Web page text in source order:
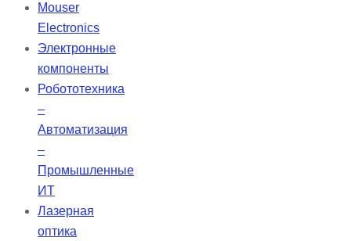
Mouser
Electronics
Электронные
компоненты
Робототехника
–
Автоматизация
–
Промышленные
ИТ
Лазерная
оптика